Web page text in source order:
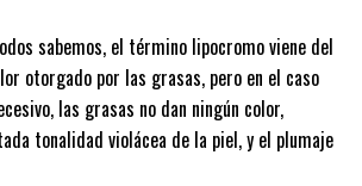
sabemos, el término lipocromo viene del
otorgado por las grasas, pero en el caso
las grasas no dan ningún color,
tonalidad violácea de la piel, y el plumaje